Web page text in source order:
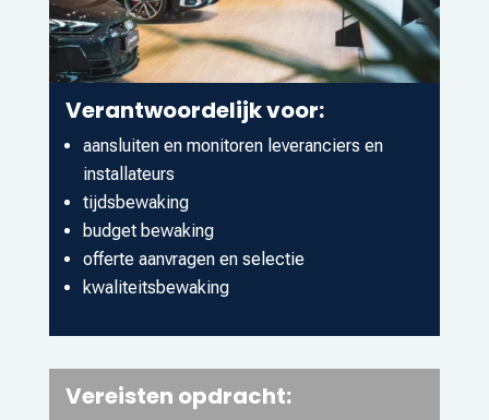
Verantwoordelijk voor:
aansluiten en monitoren leveranciers en
installateurs
tijdsbewaking
budget bewaking
offerte aanvragen en selectie
kwaliteitsbewaking
Vereisten opdracht: